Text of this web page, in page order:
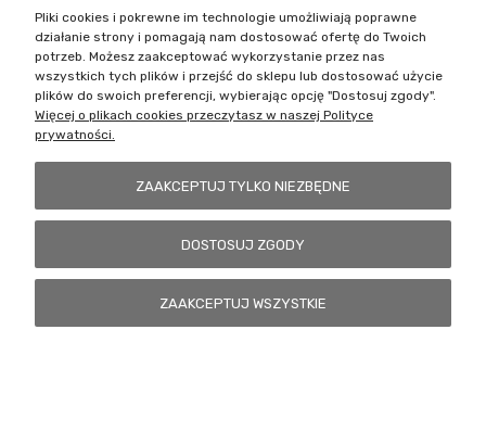
Battlecult | ul. Benedykta Dybowskiego 45/7, 41-208 Sosnowiec, woj.
śląskie | Email:kontakt@battlecult.plTel.: 669966242 | NIP:
6443563610 REGON: 520502331
POKAŻ PEŁNĄ WERSJĘ STRONY
Pliki cookies i pokrewne im technologie umożliwiają poprawne
działanie strony i pomagają nam dostosować ofertę do Twoich
potrzeb. Możesz zaakceptować wykorzystanie przez nas
wszystkich tych plików i przejść do sklepu lub dostosować użycie
plików do swoich preferencji, wybierając opcję "Dostosuj zgody".
Więcej o plikach cookies przeczytasz w naszej Polityce
prywatności.
ZAAKCEPTUJ TYLKO NIEZBĘDNE
DOSTOSUJ ZGODY
ZAAKCEPTUJ WSZYSTKIE